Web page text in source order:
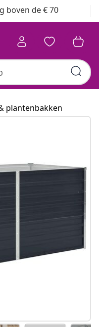
boven de € 70
plantenbakken